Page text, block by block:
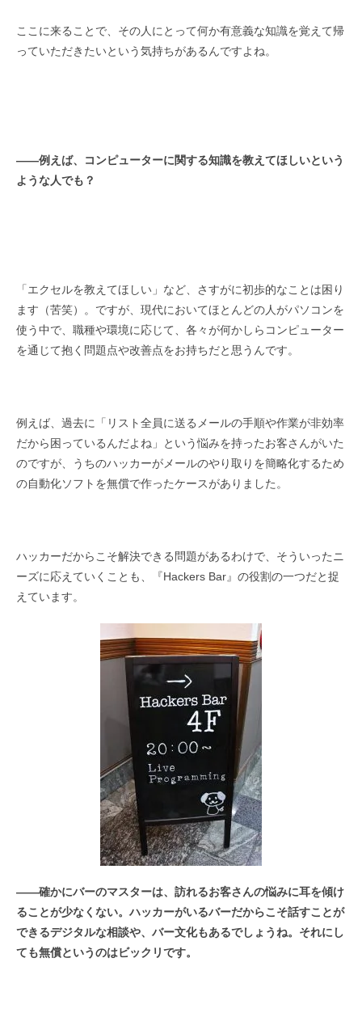
ここに来ることで、その人にとって何か有意義な知識を覚えて帰
っていただきたいという気持ちがあるんですよね。
――例えば、コンピューターに関する知識を教えてほしいという
ような人でも？
「エクセルを教えてほしい」など、さすがに初歩的なことは困り
ます（苦笑）。ですが、現代においてほとんどの人がパソコンを
使う中で、職種や環境に応じて、各々が何かしらコンピューター
を通じて抱く問題点や改善点をお持ちだと思うんです。
例えば、過去に「リスト全員に送るメールの手順や作業が非効率
だから困っているんだよね」という悩みを持ったお客さんがいた
のですが、うちのハッカーがメールのやり取りを簡略化するため
の自動化ソフトを無償で作ったケースがありました。
ハッカーだからこそ解決できる問題があるわけで、そういったニ
ーズに応えていくことも、『Hackers Bar』の役割の一つだと捉
えています。
――確かにバーのマスターは、訪れるお客さんの悩みに耳を傾け
ることが少なくない。ハッカーがいるバーだからこそ話すことが
できるデジタルな相談や、バー文化もあるでしょうね。それにし
ても無償というのはビックリです。